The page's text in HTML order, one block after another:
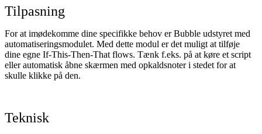
Tilpasning
For at imødekomme dine specifikke behov er Bubble udstyret med
automatiseringsmodulet. Med dette modul er det muligt at tilføje
dine egne If-This-Then-That flows. Tænk f.eks. på at køre et script
eller automatisk åbne skærmen med opkaldsnoter i stedet for at
skulle klikke på den.
Teknisk